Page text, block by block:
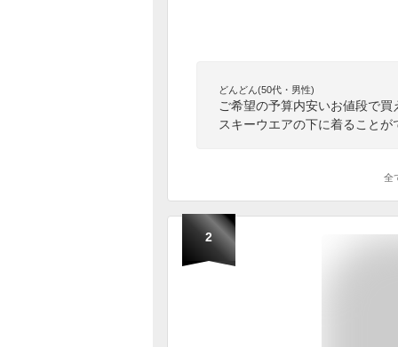
どんどん(50代・男性)
ご希望の予算内安いお値段で
スキーウエアの下に着ること
全
2